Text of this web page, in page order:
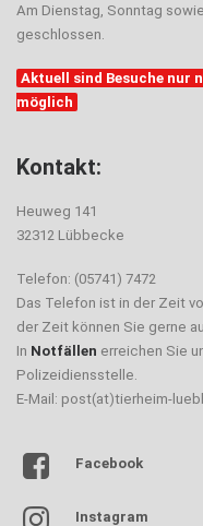
Am Dienstag, Sonntag
geschlossen.
Aktuell sind Besuche nur
möglich
Kontakt:
Heuweg 141
32312 Lübbecke
Telefon: (05741) 7472
Das Telefon ist in der Zeit
der Zeit können Sie gerne
In Notfällen erreichen Sie
Polizeidiensstelle.
E-Mail: post(at)tierheim-
Facebook
Instagram